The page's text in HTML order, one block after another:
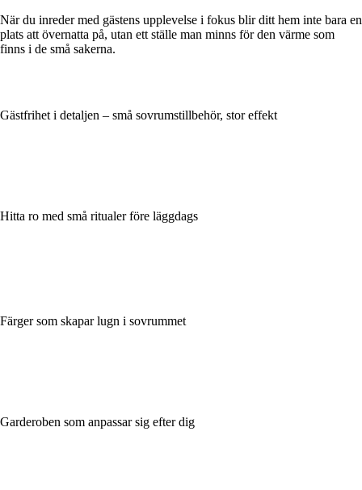
När du inreder med gästens upplevelse i fokus blir ditt hem inte bara en
plats att övernatta på, utan ett ställe man minns för den värme som
finns i de små sakerna.
Gästfrihet i detaljen – små sovrumstillbehör, stor effekt
Hitta ro med små ritualer före läggdags
Färger som skapar lugn i sovrummet
Garderoben som anpassar sig efter dig